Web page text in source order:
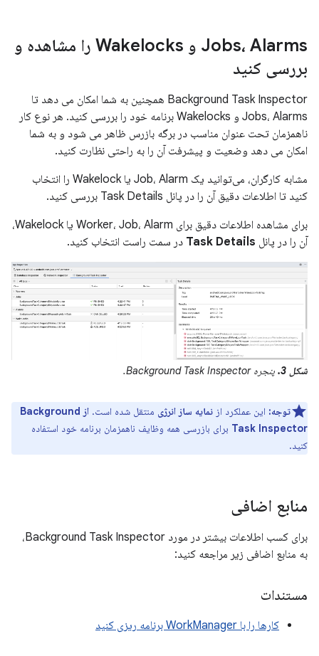
Jobs، Alarms و Wakelocks را مشاهده و
بررسی کنید
Background Task Inspector همچنین به شما امکان می دهد تا
Jobs، Alarms و Wakelocks برنامه خود را بررسی کنید. هر نوع کار
ناهمزمان تحت عنوان مناسب در برگه بازرس ظاهر می شود و به شما
امکان می دهد وضعیت و پیشرفت آن را به راحتی نظارت کنید.
مشابه کارگران، می‌توانید یک Job، Alarm یا Wakelock را انتخاب
کنید تا اطلاعات دقیق آن را در پانل Task Details بررسی کنید.
برای مشاهده اطلاعات دقیق برای Worker، Job، Alarm یا Wakelock،
آن را در پانل Task Details در سمت راست انتخاب کنید.
شکل 3. پنجره Background Task Inspector.
توجه: این عملکرد از نمایه ساز انرژی منتقل شده است.
از Background
Task Inspector برای بازرسی همه وظایف ناهمزمان برنامه خود استفاده
کنید.
منابع اضافی
برای کسب اطلاعات بیشتر در مورد Background Task Inspector،
به منابع اضافی زیر مراجعه کنید:
مستندات
کارها را با WorkManager برنامه ریزی کنید